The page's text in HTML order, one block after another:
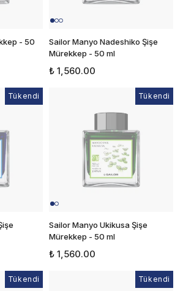
- 50
Sailor Manyo Nadeshiko Şişe
Mürekkep - 50 ml
₺ 1,560.00
Tükendi Tükendi
Tükendi
Sailor Manyo Ukikusa Şişe
Mürekkep - 50 ml
₺ 1,560.00
Tükendi Tükendi
Tükendi